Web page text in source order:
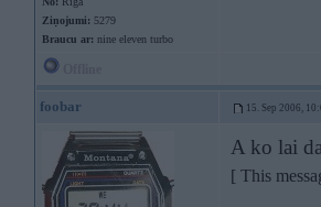
Ziņojumi: 5279
Braucu ar: nine eleven turbo
foobar 15. Sep 2006,
A ko lai
[ This